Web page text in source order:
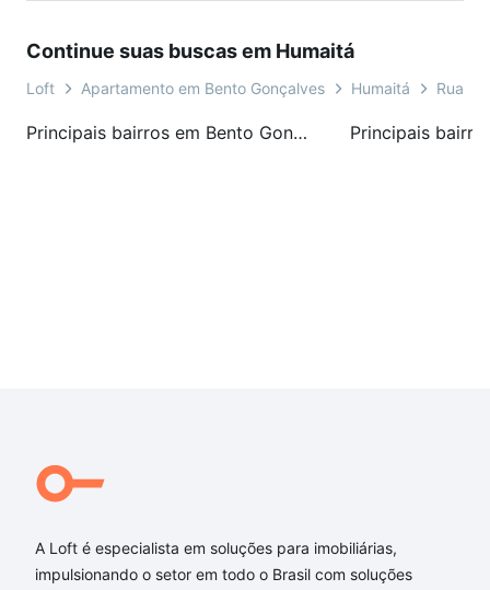
Continue suas buscas em Humaitá
Loft Apartamento em Bento Gonçalves Humaitá Rua
Principais bairros em Bento Gonçalves, RS
A Loft é especialista em soluções para imobiliárias,
impulsionando o setor em todo o Brasil com soluções